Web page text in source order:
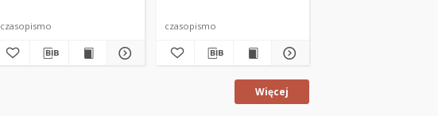
czasopismo czasopismo
Więcej